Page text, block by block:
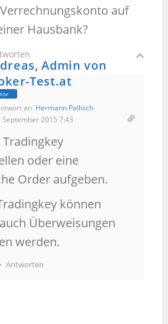
auf
Hausbank?
Admin von
Test.at
an Hermann Pallisch
September 2015 7:43
oder eine
Order aufgeben.
können
Überweisungen
werden.
Antworten